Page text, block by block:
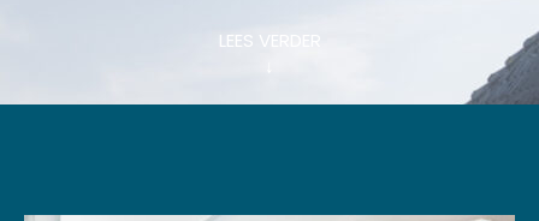
LEES VERDER